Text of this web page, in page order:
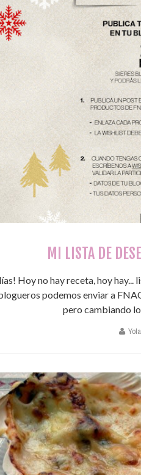
MI LISTA DE
Hoy no hay receta, hoy
podemos enviar a
pero cambiando